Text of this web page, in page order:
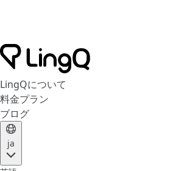
LingQについて
料金プラン
ブログ
ja